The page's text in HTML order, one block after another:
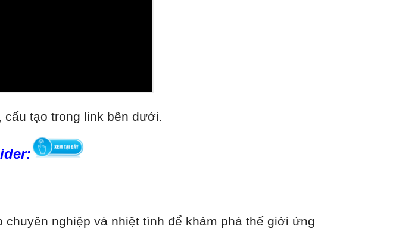
tạo trong link bên dưới.
nghiệp và nhiệt tình để khám phá thế giới ứng